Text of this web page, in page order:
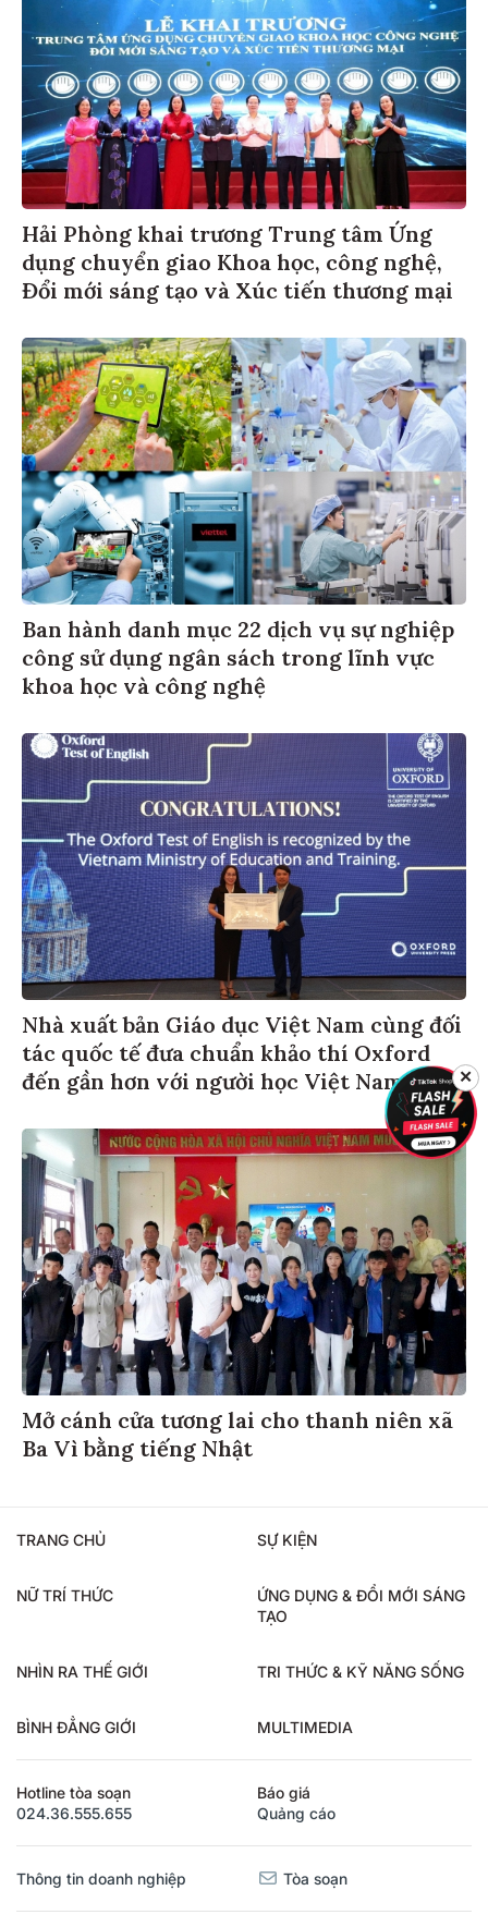
Hải Phòng khai trương Trung tâm Ứng
dụng chuyển giao Khoa học, công nghệ,
Đổi mới sáng tạo và Xúc tiến thương mại
Ban hành danh mục 22 dịch vụ sự nghiệp
công sử dụng ngân sách trong lĩnh vực
khoa học và công nghệ
Nhà xuất bản Giáo dục Việt Nam cùng đối
tác quốc tế đưa chuẩn khảo thí Oxford
đến gần hơn với người học Việt Nam
Mở cánh cửa tương lai cho thanh niên xã
Ba Vì bằng tiếng Nhật
TRANG CHỦ SỰ KIỆN
NỮ TRÍ THỨC
ỨNG DỤNG & ĐỔI MỚI SÁNG
TẠO
NHÌN RA THẾ GIỚI TRI THỨC & KỸ NĂNG SỐNG
BÌNH ĐẲNG GIỚI MULTIMEDIA
Hotline tòa soạn
024.36.555.655
Báo giá
Quảng cáo
Thông tin doanh nghiệp Tòa soạn
✕